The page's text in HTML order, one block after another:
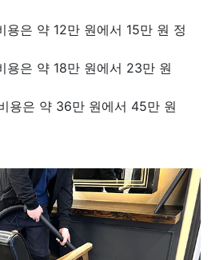
용은 약 12만 원에서 15만 원 정
용은 약 18만 원에서 23만 원
용은 약 36만 원에서 45만 원